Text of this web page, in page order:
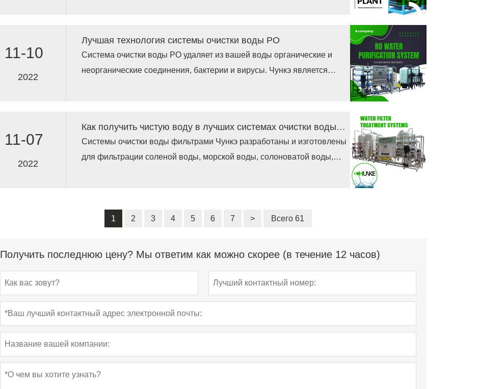
11-10
2022
Лучшая технология системы очистки воды РО
Система очистки воды РО удаляет из вашей воды органические и
неорганические соединения, бактерии и вирусы. Чункэ является
11-07
2022
Как получить чистую воду в лучших системах очистки воды фильтрами?
Системы очистки воды фильтрами Чункэ разработаны и изготовлены
для фильтрации соленой воды, морской воды, солоноватой воды,
1 2 3 4 5 6 7 > Всего 61
Получить последнюю цену? Мы ответим как можно скорее (в течение 12 часов)